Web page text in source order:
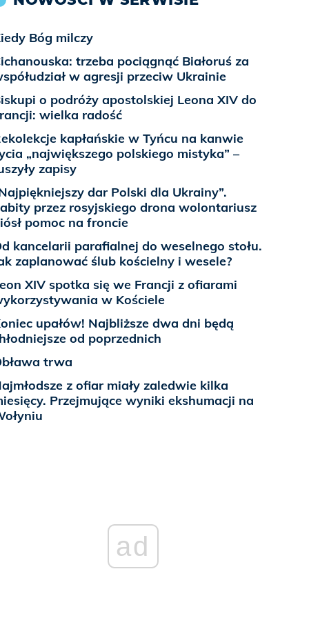
Bóg milczy
trzeba pociągnąć Białoruś za
w agresji przeciw Ukrainie
o podróży apostolskiej Leona XIV do
wielka radość
kapłańskie w Tyńcu na kanwie
„największego polskiego mistyka” –
zapisy
dar Polski dla Ukrainy”.
przez rosyjskiego drona wolontariusz
pomoc na froncie
kancelarii parafialnej do weselnego stołu.
zaplanować ślub kościelny i wesele?
XIV spotka się we Francji z ofiarami
w Kościele
upałów! Najbliższe dwa dni będą
od poprzednich
trwa
z ofiar miały zaledwie kilka
Przejmujące wyniki ekshumacji na
ad